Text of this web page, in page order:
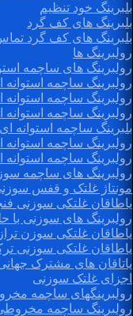
بلبرینگ خود تنظیم
بلبرینگ های کف گرد
بلبرینگ های کف گرد
رولبرینگ ها
رولبرینگ های ساچمه
رولبرینگ ساچمه استوانه
رولبرینگ ساچمه استوانه
رولبرینگ ساچمه استوانه
بلبرینگ ساچمه استوانه
رولبرینگ ساچمه
رولبرینگ ساچمه
رولبرینگ های ساچمه
مونتاژ غلتک و قفس
یاطاقان غلتکی سوزنی
رولبرینگ های سوزنی با
یاطاقان غلتکی سوزن تراز
یاطاقان غلتکی سوزنی
یاتاقان های مشترک
اجزای غلتک سوزنی
رولبرینگهای ساچمه
رولبرینگ ساچمه